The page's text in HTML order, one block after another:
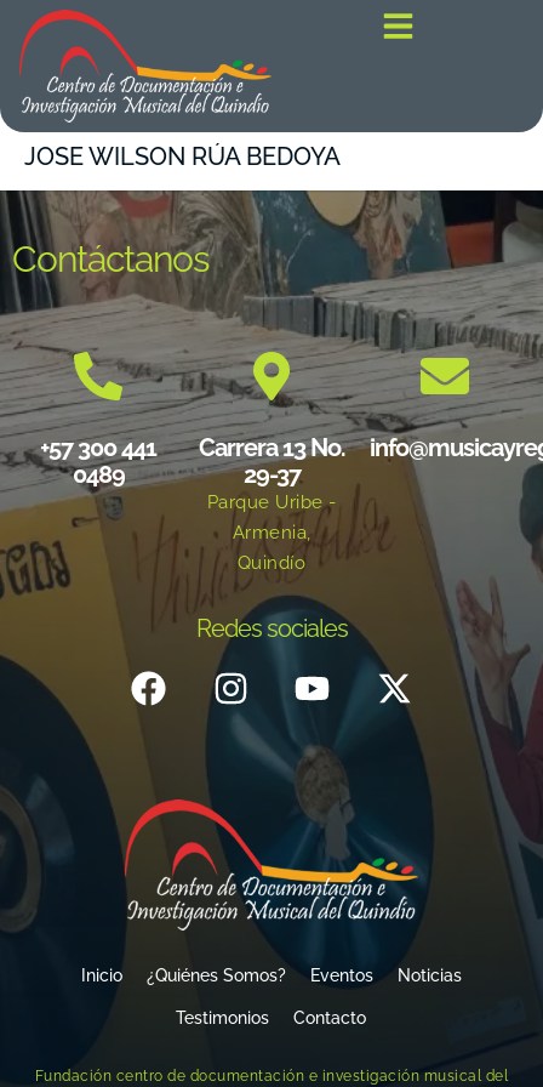
contenido
JOSE WILSON RÚA BEDOYA
Contáctanos
+57 300 441
0489
Carrera 13 No.
29-37
Parque Uribe -
Armenia,
Quindío
Redes sociales
Inicio ¿Quiénes Somos? Eventos Noticias
Testimonios Contacto
Fundación centro de documentación e investigación musical del